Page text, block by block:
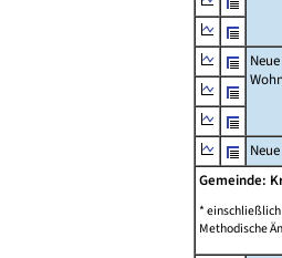
Neue
Gemeinde:
*
Methodische